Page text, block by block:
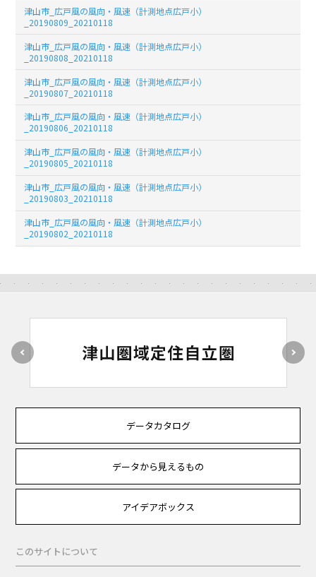
津山市_広戸風の風向・風速（計測地点広戸小）
_20190809_20210118
津山市_広戸風の風向・風速（計測地点広戸小）
_20190808_20210118
津山市_広戸風の風向・風速（計測地点広戸小）
_20190807_20210118
津山市_広戸風の風向・風速（計測地点広戸小）
_20190806_20210118
津山市_広戸風の風向・風速（計測地点広戸小）
_20190805_20210118
津山市_広戸風の風向・風速（計測地点広戸小）
_20190803_20210118
津山市_広戸風の風向・風速（計測地点広戸小）
_20190802_20210118
データカタログ
データから見えるもの
アイデアボックス
このサイトについて